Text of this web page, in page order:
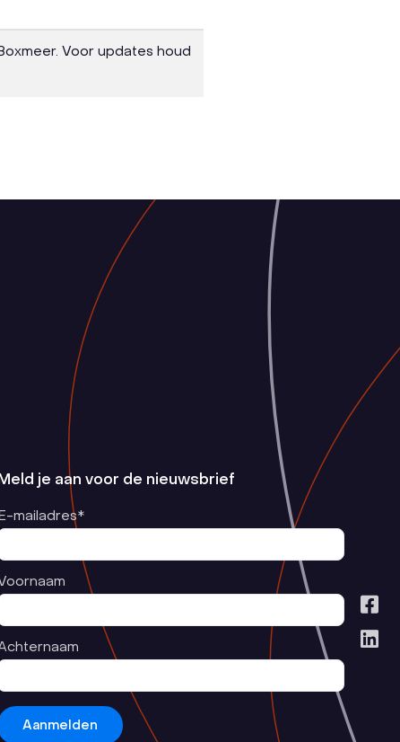
Voor updates houd
Meld je aan voor de nieuwsbrief
E-mailadres*